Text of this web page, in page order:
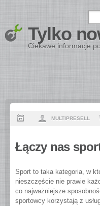
Tylko
Ciekawe informacje
MULTIPRESELL
Łączy nas
Sport to taka kategoria, w
nieszczęście nie prawie
co najważniejsze
sportowcy korzystają z